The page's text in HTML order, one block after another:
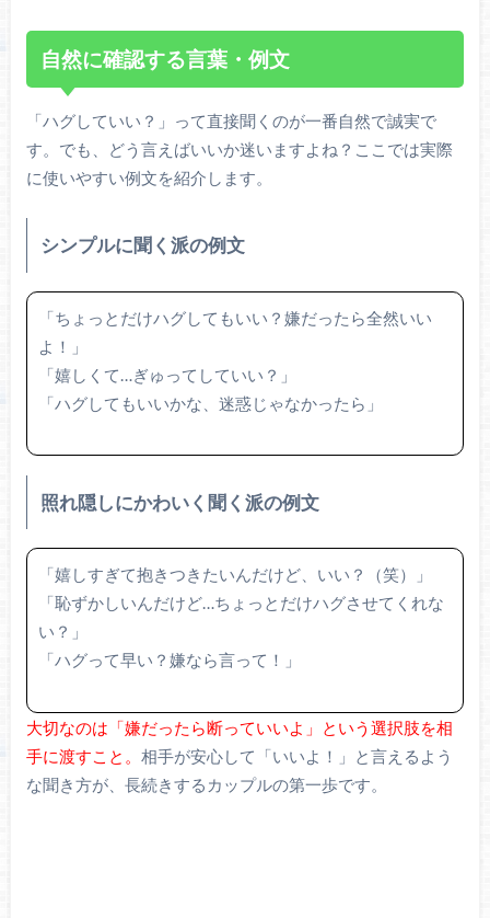
自然に確認する言葉・例文
「ハグしていい？」って直接聞くのが一番自然で誠実で
す。でも、どう言えばいいか迷いますよね？ここでは実際
に使いやすい例文を紹介します。
シンプルに聞く派の例文
「ちょっとだけハグしてもいい？嫌だったら全然いい
よ！」
「嬉しくて…ぎゅってしていい？」
「ハグしてもいいかな、迷惑じゃなかったら」
照れ隠しにかわいく聞く派の例文
「嬉しすぎて抱きつきたいんだけど、いい？（笑）」
「恥ずかしいんだけど…ちょっとだけハグさせてくれな
い？」
「ハグって早い？嫌なら言って！」
大切なのは「嫌だったら断っていいよ」という選択肢を相
手に渡すこと。 相手が安心して「いいよ！」と言えるよう
な聞き方が、長続きするカップルの第一歩です。